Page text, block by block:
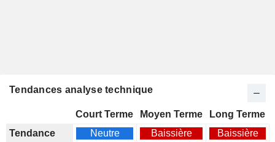
Tendances analyse technique
Court Terme Moyen Terme
Long Terme
Tendance
Neutre Baissière
Baissière